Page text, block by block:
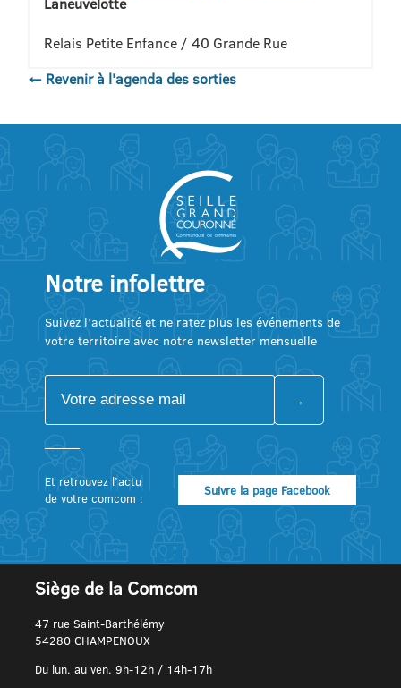
Relais Petite Enfance / 40 Grande Rue
← Revenir à l'agenda des sorties
Notre infolettre
Suivez l’actualité et ne ratez plus les événements de
votre territoire avec notre newsletter mensuelle
Et retrouvez l’actu
de votre comcom :
Suivre la page Facebook
Siège de la Comcom
47 rue Saint-Barthélémy
54280 CHAMPENOUX
Du lun. au ven. 9h-12h / 14h-17h